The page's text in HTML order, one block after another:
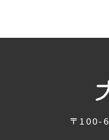
〒100-